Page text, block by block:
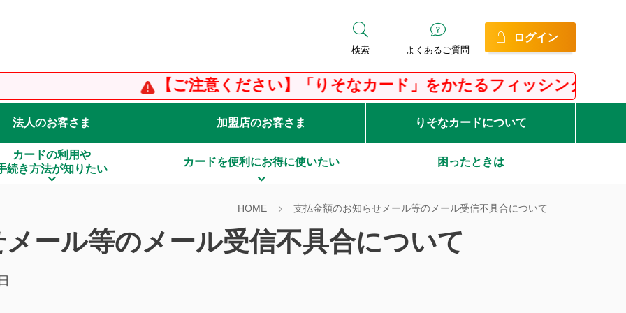
検索 よくあるご質問
ログイン
【ご注意ください】「りそなカード」をかたるフィッシングにご注意
法人のお客さま 加盟店のお客さま りそなカードについて
カードの利用や
続き方法が知りたい
カードを便利にお得に使いたい 困ったときは
HOME 支払金額のお知らせメール等のメール受信不具合について
ール等のメール受信不具合について